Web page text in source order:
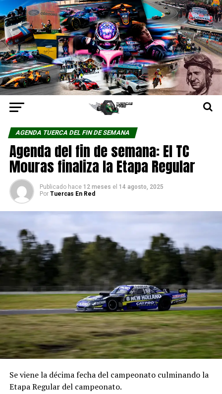
AGENDA TUERCA DEL FIN DE SEMANA
Agenda del fin de semana: El TC
Mouras finaliza la Etapa Regular
Publicado hace 12 meses el 14 agosto, 2025
Por Tuercas En Red
Se viene la décima fecha del campeonato culminando la
Etapa Regular del campeonato.